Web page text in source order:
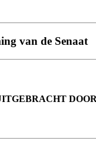
van de Senaat
DOOR